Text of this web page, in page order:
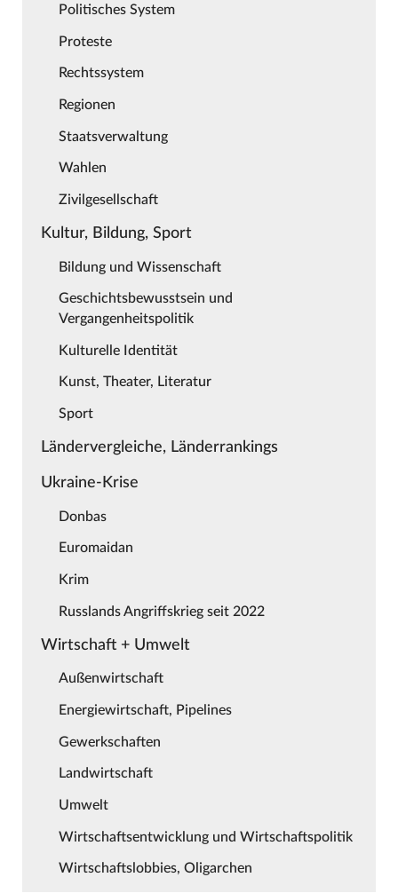
Politisches System
Proteste
Rechtssystem
Regionen
Staatsverwaltung
Wahlen
Zivilgesellschaft
Kultur, Bildung, Sport
Bildung und Wissenschaft
Geschichtsbewusstsein und
Vergangenheitspolitik
Kulturelle Identität
Kunst, Theater, Literatur
Sport
Ländervergleiche, Länderrankings
Ukraine-Krise
Donbas
Euromaidan
Krim
Russlands Angriffskrieg seit 2022
Wirtschaft + Umwelt
Außenwirtschaft
Energiewirtschaft, Pipelines
Gewerkschaften
Landwirtschaft
Umwelt
Wirtschaftsentwicklung und Wirtschaftspolitik
Wirtschaftslobbies, Oligarchen